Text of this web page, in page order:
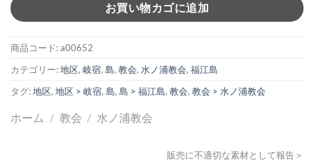
お買い物カゴに追加
商品コード:a00652
カテゴリー:地区, 岐宿, 島, 教会, 水ノ浦教会, 福江島
タグ:地区, 地区 > 岐宿, 島, 島 > 福江島, 教会, 教会 > 水ノ浦教会
ホーム / 教会 / 水ノ浦教会
販売に不適切な素材として報告＞